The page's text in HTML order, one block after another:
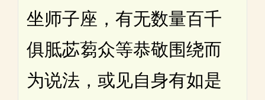
坐师子座，有无数量百千
俱胝苾蒭众等恭敬围绕而
为说法，或见自身有如是